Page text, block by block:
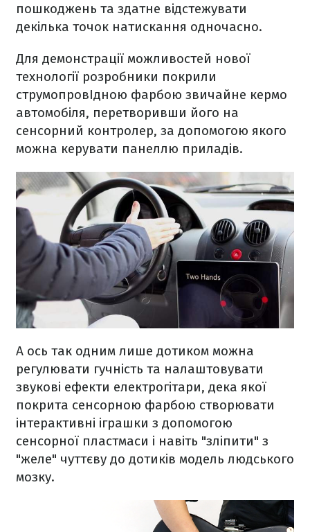
пошкоджень та здатне відстежувати
декілька точок натискання одночасно.
Для демонстрації можливостей нової
технології розробники покрили
струмопровІдною фарбою звичайне кермо
автомобіля, перетворивши його на
сенсорний контролер, за допомогою якого
можна керувати панеллю приладів.
А ось так одним лише дотиком можна
регулювати гучність та налаштовувати
звукові ефекти електрогітари, дека якої
покрита сенсорною фарбою створювати
інтерактивні іграшки з допомогою
сенсорної пластмаси і навіть "зліпити" з
"желе" чуттєву до дотиків модель людського
мозку.